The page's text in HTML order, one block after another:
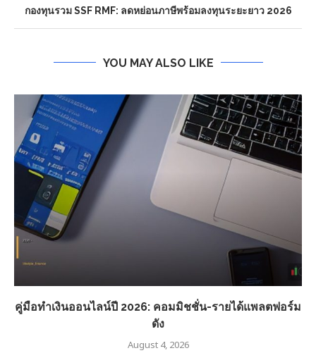
กองทุนรวม SSF RMF: ลดหย่อนภาษีพร้อมลงทุนระยะยาว 2026
YOU MAY ALSO LIKE
คู่มือทำเงินออนไลน์ปี 2026: คอมมิชชั่น-รายได้แพลตฟอร์ม
ดัง
August 4, 2026